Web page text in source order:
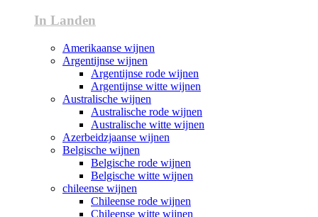
In Landen
Amerikaanse wijnen
Argentijnse wijnen
Argentijnse rode wijnen
Argentijnse witte wijnen
Australische wijnen
Australische rode wijnen
Australische witte wijnen
Azerbeidzjaanse wijnen
Belgische wijnen
Belgische rode wijnen
Belgische witte wijnen
chileense wijnen
Chileense rode wijnen
Chileense witte wijnen